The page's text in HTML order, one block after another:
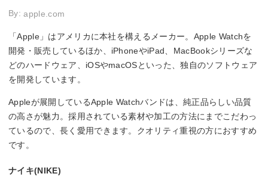
By:apple.com
「Apple」はアメリカに本社を構えるメーカー。Apple Watchを
開発・販売しているほか、iPhoneやiPad、MacBookシリーズな
どのハードウェア、iOSやmacOSといった、独自のソフトウェア
を開発しています。
Appleが展開しているApple Watchバンドは、純正品らしい品質
の高さが魅力。採用されている素材や加工の方法にまでこだわっ
ているので、長く愛用できます。クオリティ重視の方におすすめ
です。
ナイキ(NIKE)